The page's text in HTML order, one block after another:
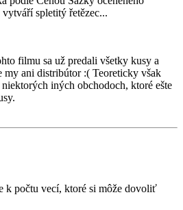
vytváří spletitý řetězec...
filmu sa už predali všetky kusy a
my ani distribútor :( Teoreticky však
iných obchodoch, ktoré ešte
k počtu vecí, ktoré si môže dovoliť